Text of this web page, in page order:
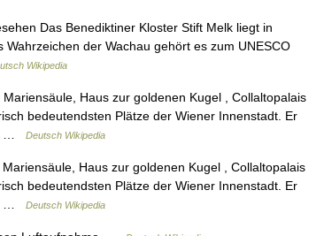
Das Benediktiner Kloster Stift Melk liegt in
der Wachau gehört es zum UNESCO
Wikipedia
Haus zur goldenen Kugel , Collaltopalais
bedeutendsten Plätze der Wiener Innenstadt. Er
…
Deutsch Wikipedia
Haus zur goldenen Kugel , Collaltopalais
bedeutendsten Plätze der Wiener Innenstadt. Er
…
Deutsch Wikipedia